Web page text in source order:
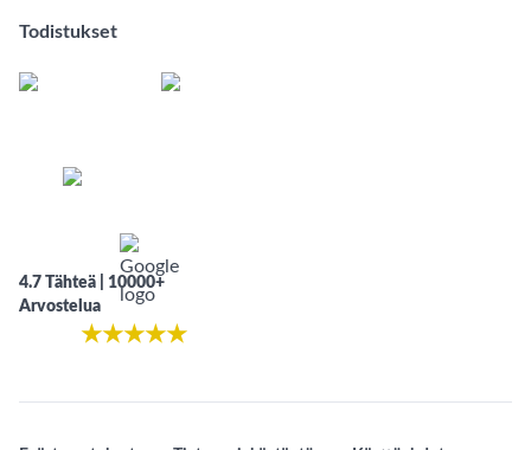
Todistukset
4.7 Tähteä | 10000+
Arvostelua
★★★★★